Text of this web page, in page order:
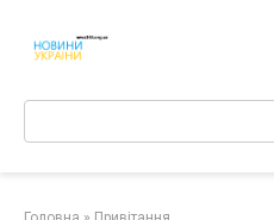
контенту
Поиск: